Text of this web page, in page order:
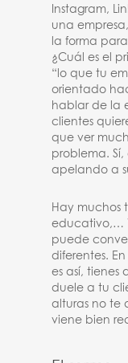
Instagram,
una
la forma
¿Cuál es el
“lo que tu
orientado
hablar de la
clientes
que ver
problema.
apelando a
Hay muchos
educativo,…
puede
diferentes.
es así,
duele a tu
alturas no te
viene bien